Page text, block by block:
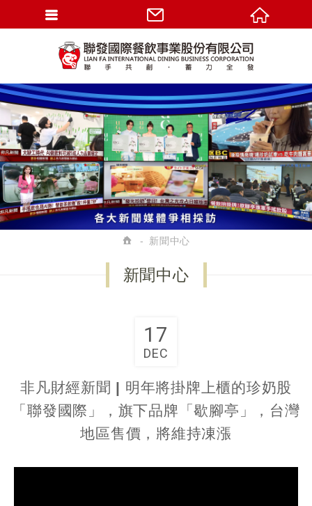
新聞中心
新聞中心
17
DEC
非凡財經新聞 | 明年將掛牌上櫃的珍奶股
「聯發國際」，旗下品牌「歇腳亭」，台灣
地區售價，將維持凍漲